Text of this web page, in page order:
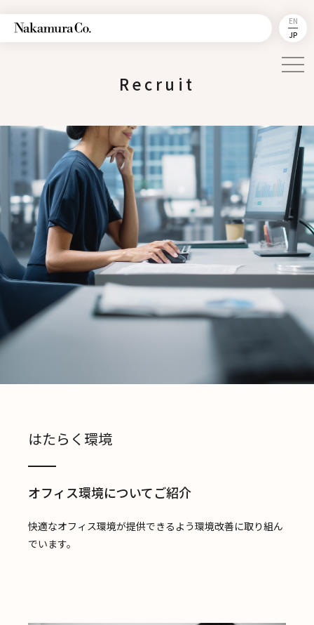
EN
JP
Recruit
はたらく環境
オフィス環境についてご紹介
快適なオフィス環境が提供できるよう環境改善に取り組ん
でいます。